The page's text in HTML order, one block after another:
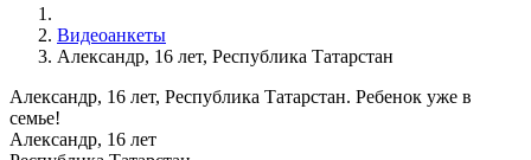
Видеоанкеты
Александр, 16 лет, Республика Татарстан
Александр, 16 лет, Республика Татарстан. Ребенок уже в
семье!
Александр, 16 лет